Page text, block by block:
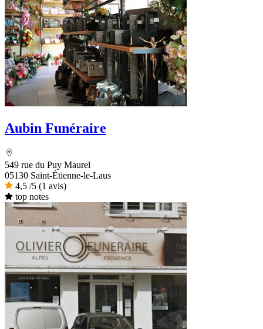
Aubin Funéraire
549 rue du Puy Maurel
05130 Saint-Étienne-le-Laus
4,5 /5 (1 avis)
top notes